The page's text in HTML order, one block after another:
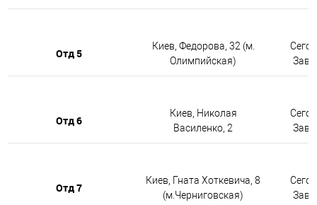
Отд 5
Киев, Федорова, 32 (м.
Олимпийская)
Отд 6
Киев, Николая
Василенко, 2
Отд 7
Киев, Гната Хоткевича, 8
(м.Черниговская)